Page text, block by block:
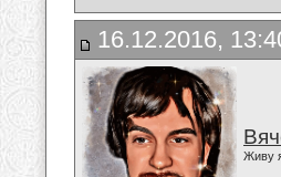
16.12.2016,
Живу